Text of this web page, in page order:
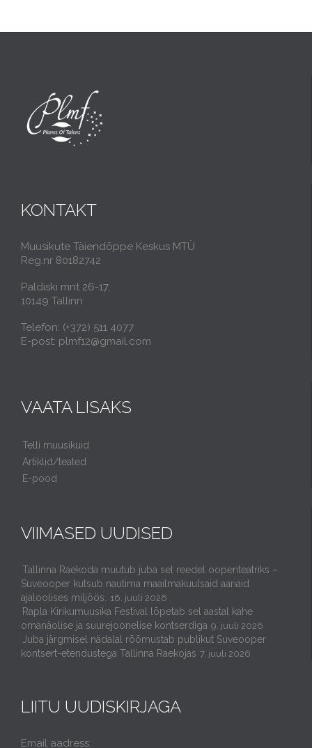
KONTAKT
Muusikute Täiendõppe Keskus MTÜ
Reg.nr 80182742
Paldiski mnt 26-17,
10149 Tallinn
Telefon: (+372) 511 4077
E-post: plmf12@gmail.com
VAATA LISAKS
Telli muusikuid
Artiklid/teated
E-pood
VIIMASED UUDISED
Tallinna Raekoda muutub juba sel reedel ooperiteatriks –
Suveooper kutsub nautima maailmakuulsaid aariaid
ajaloolises miljöös.
16. juuli 2026
Rapla Kirikumuusika Festival lõpetab sel aastal kahe
omanäolise ja suurejoonelise kontserdiga 9. juuli 2026
Juba järgmisel nädalal rõõmustab publikut Suveooper
kontsert-etendustega Tallinna Raekojas 7. juuli 2026
LIITU UUDISKIRJAGA
Email aadress: